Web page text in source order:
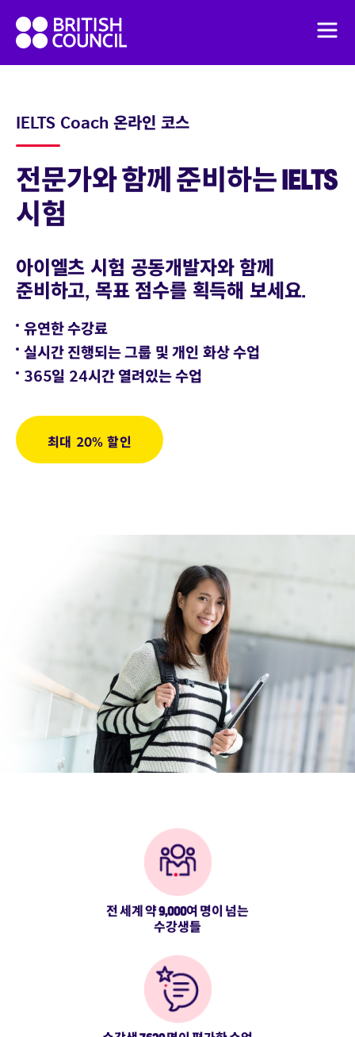
content
British
Council
English
English Online Course
IELTS Coach 온라인 코스
전문가와 함께 준비하는 IELTS
시험
아이엘츠 시험 공동개발자와 함께
준비하고, 목표 점수를 획득해 보세요.
유연한 수강료
실시간 진행되는 그룹 및 개인 화상 수업
365일 24시간 열려있는 수업
최대 20% 할인
전 세계 약 9,000여 명이 넘는
수강생들